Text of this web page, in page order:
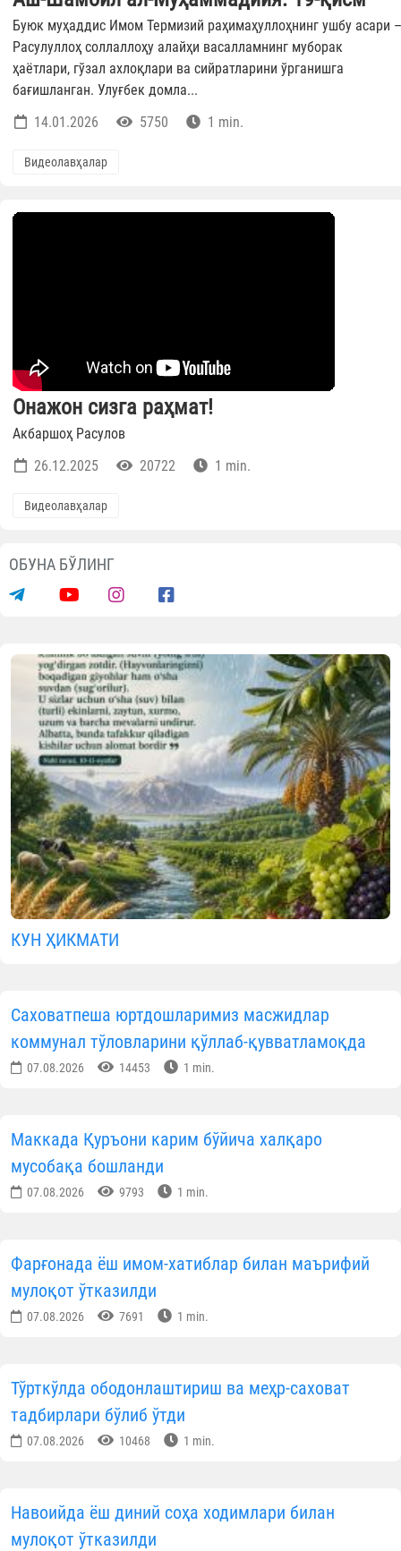
Буюк муҳаддис Имом Термизий раҳимаҳуллоҳнинг ушбу асари –
Расулуллоҳ соллаллоҳу алайҳи васалламнинг муборак
ҳаётлари, гўзал ахлоқлари ва сийратларини ўрганишга
бағишланган. Улуғбек домла...
14.01.2026
5750 1 min.
Видеолавҳалар
Онажон сизга раҳмат!
Акбаршоҳ Расулов
26.12.2025
20722 1 min.
Видеолавҳалар
ОБУНА БЎЛИНГ
КУН ҲИКМАТИ
Саховатпеша юртдошларимиз масжидлар
коммунал тўловларини қўллаб-қувватламоқда
07.08.2026 14453 1 min.
Маккада Қуръони карим бўйича халқаро
мусобақа бошланди
07.08.2026 9793 1 min.
Фарғонада ёш имом-хатиблар билан маърифий
мулоқот ўтказилди
07.08.2026 7691 1 min.
Тўрткўлда ободонлаштириш ва меҳр-саховат
тадбирлари бўлиб ўтди
07.08.2026 10468 1 min.
Навоийда ёш диний соҳа ходимлари билан
мулоқот ўтказилди